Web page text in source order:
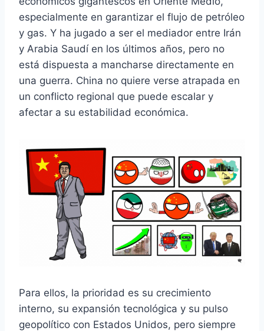
especialmente en garantizar el flujo de petróleo
y gas. Y ha jugado a ser el mediador entre Irán
y Arabia Saudí en los últimos años, pero no
está dispuesta a mancharse directamente en
una guerra. China no quiere verse atrapada en
un conflicto regional que puede escalar y
afectar a su estabilidad económica.
Para ellos, la prioridad es su crecimiento
interno, su expansión tecnológica y su pulso
geopolítico con Estados Unidos, pero siempre